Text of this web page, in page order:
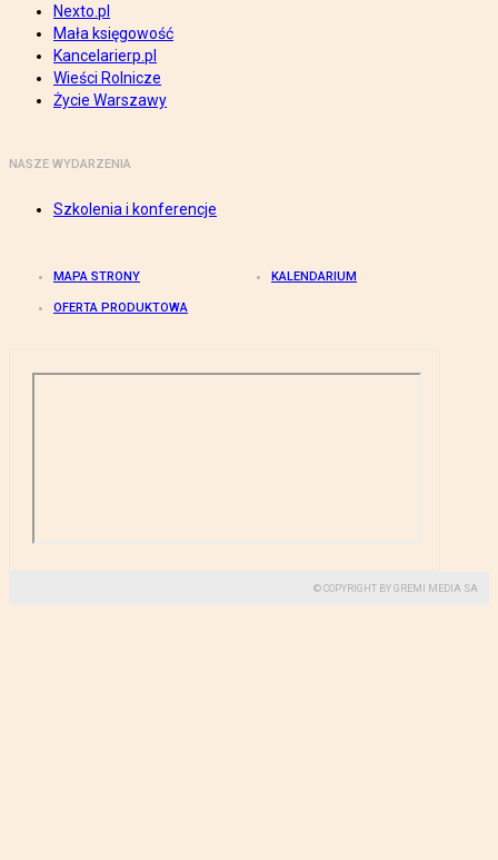
Nexto.pl
Mała księgowość
Kancelarierp.pl
Wieści Rolnicze
Życie Warszawy
NASZE WYDARZENIA
Szkolenia i konferencje
MAPA STRONY KALENDARIUM
OFERTA PRODUKTOWA
© COPYRIGHT BY GREMI MEDIA SA